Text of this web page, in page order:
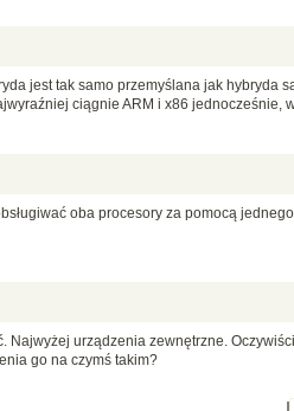
jest tak samo przemyślana jak hybryda
ciągnie ARM i x86 jednocześnie,
oba procesory za pomocą
urządzenia zewnętrzne.
go na czymś takim?